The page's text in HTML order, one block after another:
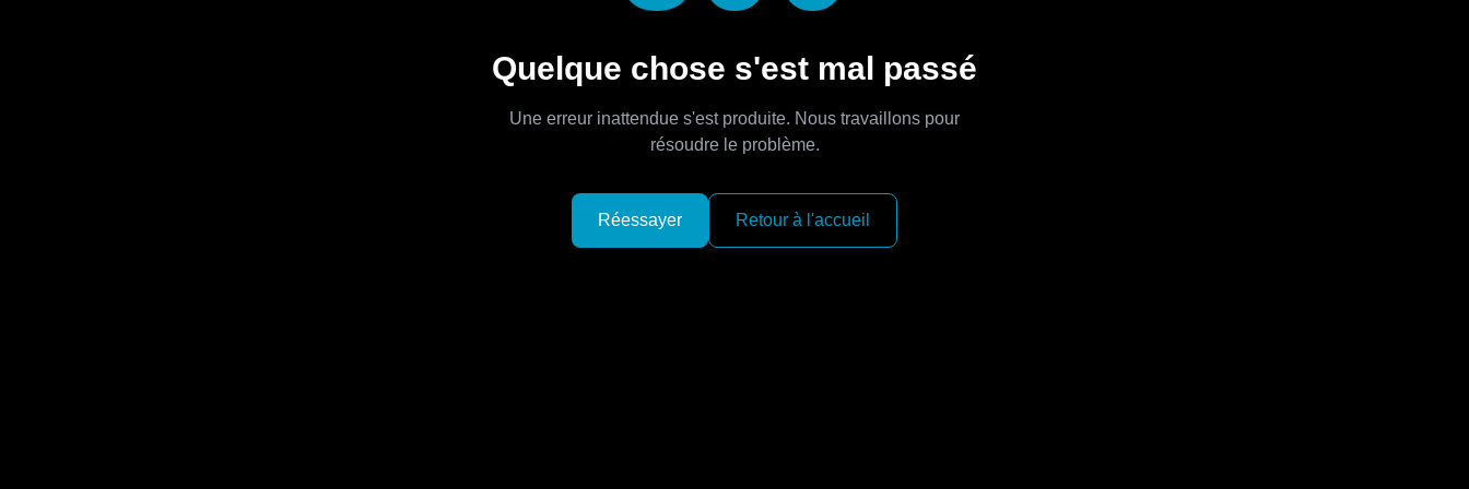
Quelque chose s'est mal passé
Une erreur inattendue s'est produite. Nous travaillons pour
résoudre le problème.
Réessayer Retour à l'accueil